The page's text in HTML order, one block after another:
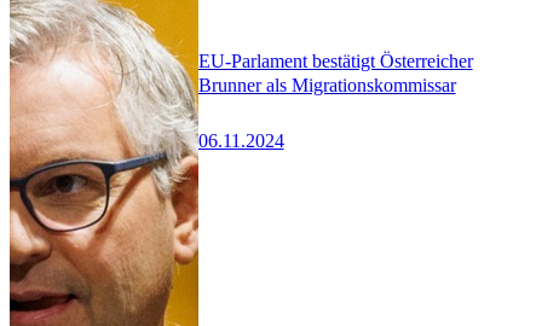
EU-Parlament bestätigt Österreicher
Brunner als Migrationskommissar
06.11.2024